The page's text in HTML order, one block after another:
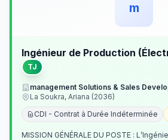
m
Ingénieur de Production
TJ
management Solutions & Sales
La Soukra, Ariana (2036)
CDI - Contrat à Durée Indéterminée
MISSION GÉNÉRALE DU POSTE :